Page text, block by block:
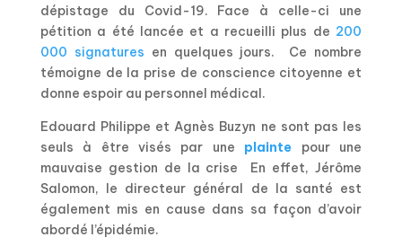
dépistage du Covid-19. Face à celle-ci une
pétition a été lancée et a recueilli plus de 200
000 signatures en quelques jours. Ce nombre
témoigne de la prise de conscience citoyenne et
donne espoir au personnel médical.
Edouard Philippe et Agnès Buzyn ne sont pas les
seuls à être visés par une plainte pour une
mauvaise gestion de la crise En effet, Jérôme
Salomon, le directeur général de la santé est
également mis en cause dans sa façon d’avoir
abordé l’épidémie.